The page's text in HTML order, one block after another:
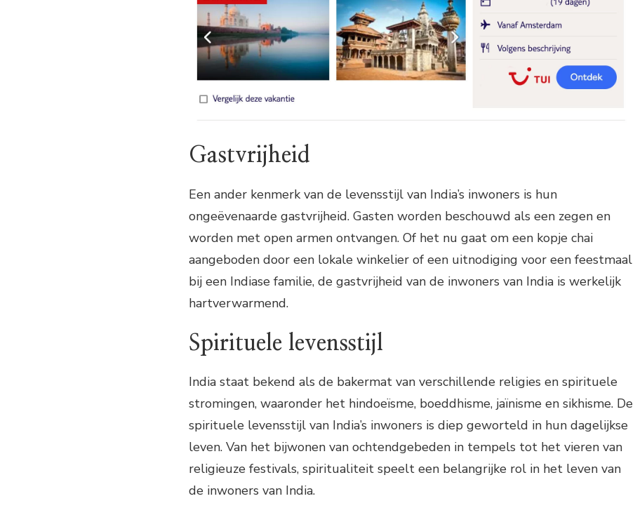
Gastvrijheid
Een ander kenmerk van de levensstijl van India’s inwoners is hun
ongeëvenaarde gastvrijheid. Gasten worden beschouwd als een zegen en
worden met open armen ontvangen. Of het nu gaat om een kopje chai
aangeboden door een lokale winkelier of een uitnodiging voor een feestmaal
bij een Indiase familie, de gastvrijheid van de inwoners van India is werkelijk
hartverwarmend.
Spirituele levensstijl
India staat bekend als de bakermat van verschillende religies en spirituele
stromingen, waaronder het hindoeïsme, boeddhisme, jaïnisme en sikhisme. De
spirituele levensstijl van India’s inwoners is diep geworteld in hun dagelijkse
leven. Van het bijwonen van ochtendgebeden in tempels tot het vieren van
religieuze festivals, spiritualiteit speelt een belangrijke rol in het leven van
de inwoners van India.